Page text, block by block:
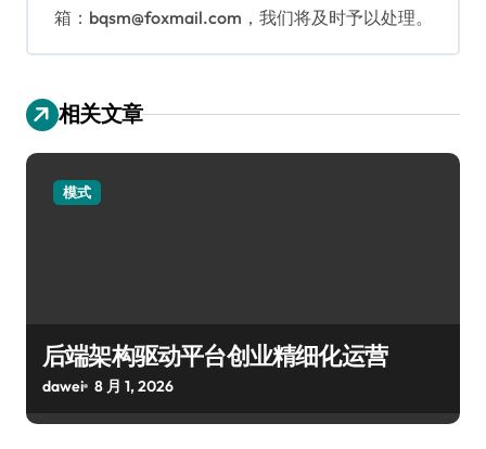
箱：bqsm@foxmail.com，我们将及时予以处理。
相关文章
模式
后端架构驱动平台创业精细化运营
dawei 8 月 1, 2026